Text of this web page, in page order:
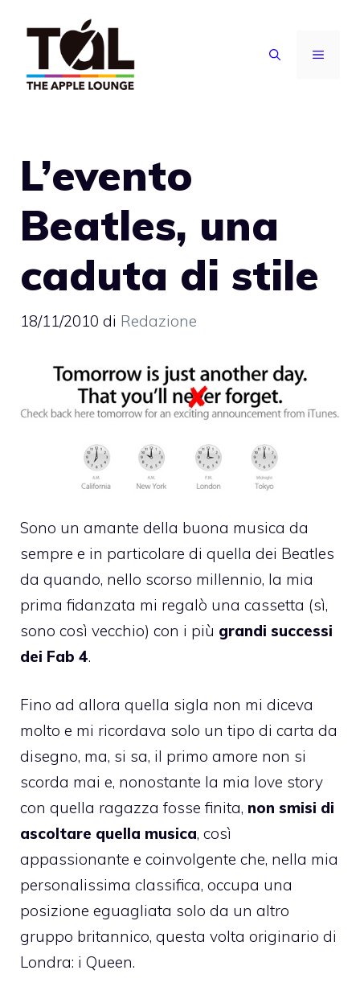
contenuto
MENU
L’evento
Beatles, una
caduta di stile
18/11/2010 di Redazione
Sono un amante della buona musica da
sempre e in particolare di quella dei Beatles
da quando, nello scorso millennio, la mia
prima fidanzata mi regalò una cassetta (sì,
sono così vecchio) con i più grandi successi
dei Fab 4.
Fino ad allora quella sigla non mi diceva
molto e mi ricordava solo un tipo di carta da
disegno, ma, si sa, il primo amore non si
scorda mai e, nonostante la mia love story
con quella ragazza fosse finita, non smisi di
ascoltare quella musica, così
appassionante e coinvolgente che, nella mia
personalissima classifica, occupa una
posizione eguagliata solo da un altro
gruppo britannico, questa volta originario di
Londra: i Queen.